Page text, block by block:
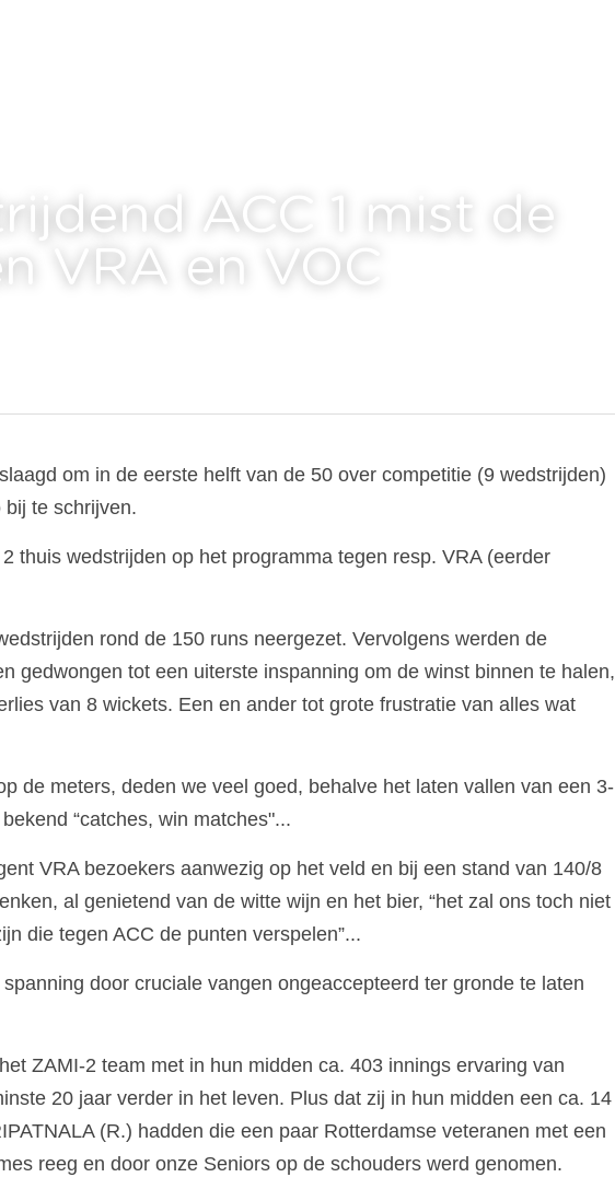
ACC 1 mist de
VRA en VOC
om in de eerste helft van de 50 over competitie (9 wedstrijden)
te schrijven.
thuis wedstrijden op het programma tegen resp. VRA (eerder
rond de 150 runs neergezet. Vervolgens werden de
gedwongen tot een uiterste inspanning om de winst binnen te halen,
van 8 wickets. Een en ander tot grote frustratie van alles wat
de meters, deden we veel goed, behalve het laten vallen van een 3-
“catches, win matches"...
VRA bezoekers aanwezig op het veld en bij een stand van 140/8
al genietend van de witte wijn en het bier, “het zal ons toch niet
die tegen ACC de punten verspelen”...
door cruciale vangen ongeaccepteerd ter gronde te laten
ZAMI-2 team met in hun midden ca. 403 innings ervaring van
20 jaar verder in het leven. Plus dat zij in hun midden een ca. 14
(R.) hadden die een paar Rotterdamse veteranen met een
reeg en door onze Seniors op de schouders werd genomen.